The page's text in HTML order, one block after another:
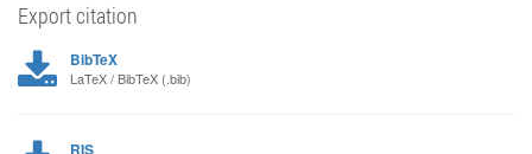
Export citation
BibTeX
LaTeX / BibTeX (.bib)
RIS